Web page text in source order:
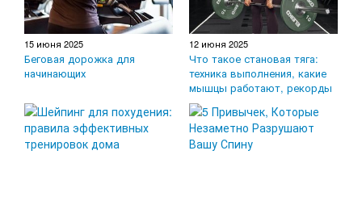
15 июня 2025
Беговая дорожка для
начинающих
12 июня 2025
Что такое становая тяга:
техника выполнения, какие
мышцы работают, рекорды